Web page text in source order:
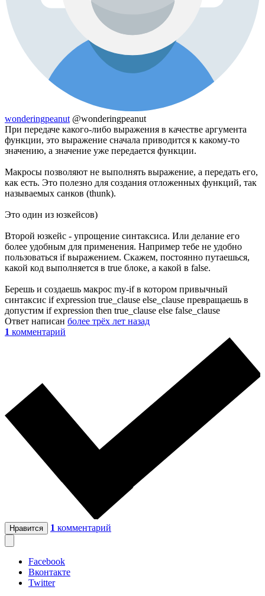
wonderingpeanut @wonderingpeanut
При передаче какого-либо выражения в качестве аргумента
функции, это выражение сначала приводится к какому-то
значению, а значение уже передается функции.
Макросы позволяют не выполнять выражение, а передать его,
как есть. Это полезно для создания отложенных функций, так
называемых санков (thunk).
Это один из юзкейсов)
Второй юзкейс - упрощение синтаксиса. Или делание его
более удобным для применения. Например тебе не удобно
пользоваться if выражением. Скажем, постоянно путаешься,
какой код выполняется в true блоке, а какой в false.
Берешь и создаешь макрос my-if в котором привычный
синтаксис if expression true_clause else_clause превращаешь в
допустим if expression then true_clause else false_clause
Ответ написан более трёх лет назад
1 комментарий
Нравится 1 комментарий
Facebook
Вконтакте
Twitter